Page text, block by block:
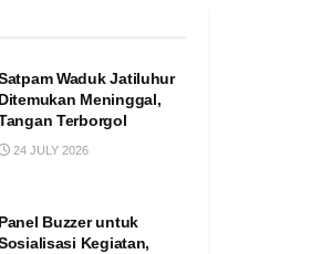
Waduk Jatiluhur
Ditemukan Meninggal,
Terborgol
24 JULY 2026
Panel Buzzer untuk
Kegiatan,